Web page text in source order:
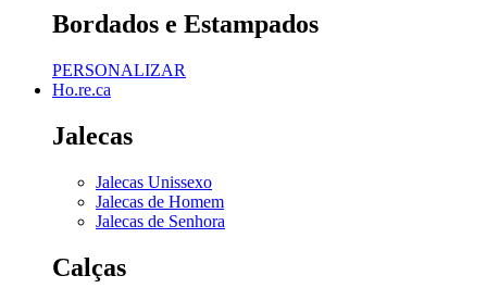
Bordados e Estampados
PERSONALIZAR
Ho.re.ca
Jalecas
Jalecas Unissexo
Jalecas de Homem
Jalecas de Senhora
Calças